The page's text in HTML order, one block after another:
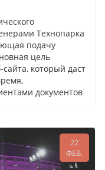
Технопарка
подачу
цель
сайта, который даст
документов
22
ФЕВ.